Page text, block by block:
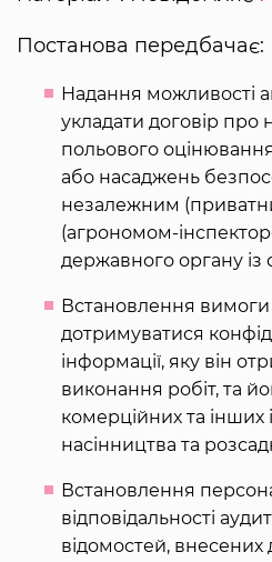
Постанова передбачає:
Надання можливості
укладати договір про
польового оцінювання
або насаджень
незалежним
(агрономом-
державного органу із
Встановлення вимоги
дотримуватися
інформації, яку він
виконання робіт, та
комерційних та інших
насінництва та
Встановлення
відповідальності
відомостей, внесених